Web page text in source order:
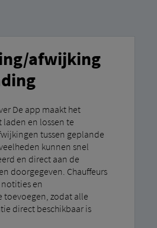
afwijking
De app maakt het
en lossen te
tussen geplande
kunnen snel
en direct aan de
doorgegeven. Chauffeurs
en
zodat alle
direct beschikbaar is